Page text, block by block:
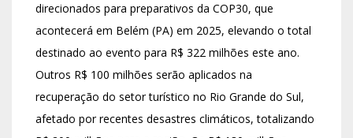
direcionados para preparativos da COP30, que
acontecerá em Belém (PA) em 2025, elevando o total
destinado ao evento para R$ 322 milhões este ano.
Outros R$ 100 milhões serão aplicados na
recuperação do setor turístico no Rio Grande do Sul,
afetado por recentes desastres climáticos, totalizando